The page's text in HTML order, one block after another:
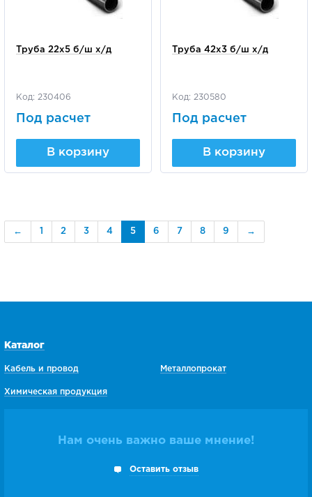
Труба 22х5 б/ш х/д
Код: 230406
Под расчет
В корзину
Труба 42х3 б/ш х/д
Код: 230580
Под расчет
В корзину
← 2 3 4 5 6 7 8 9 →
Каталог
Кабель и провод
Химическая продукция
Металлопрокат
Нам очень важно ваше мнение!
Оставить отзыв